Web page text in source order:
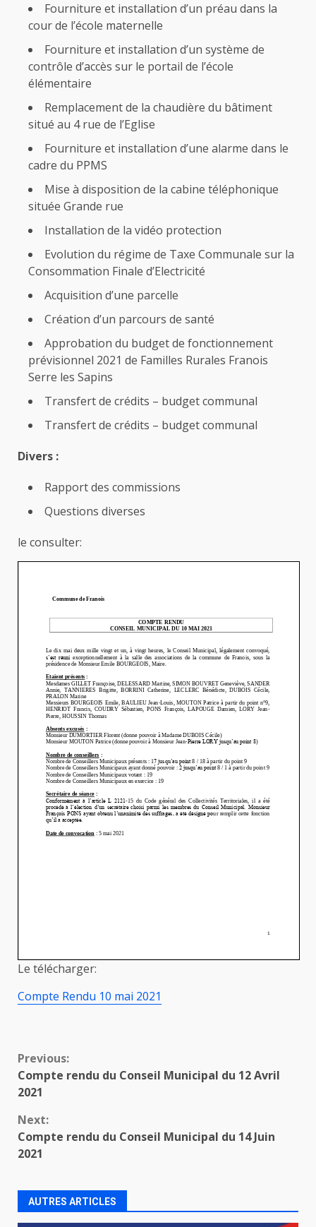
Fourniture et installation d’un préau dans la
cour de l’école maternelle
Fourniture et installation d’un système de
contrôle d’accès sur le portail de l’école
élémentaire
Remplacement de la chaudière du bâtiment
situé au 4 rue de l’Eglise
Fourniture et installation d’une alarme dans le
cadre du PPMS
Mise à disposition de la cabine téléphonique
située Grande rue
Installation de la vidéo protection
Evolution du régime de Taxe Communale sur la
Consommation Finale d’Electricité
Acquisition d’une parcelle
Création d’un parcours de santé
Approbation du budget de fonctionnement
prévisionnel 2021 de Familles Rurales Franois
Serre les Sapins
Transfert de crédits – budget communal
Transfert de crédits – budget communal
Divers :
Rapport des commissions
Questions diverses
le consulter:
Le télécharger:
Compte Rendu 10 mai 2021
Continue
Reading
Previous:
Compte rendu du Conseil Municipal du 12 Avril
2021
Next:
Compte rendu du Conseil Municipal du 14 Juin
2021
AUTRES ARTICLES